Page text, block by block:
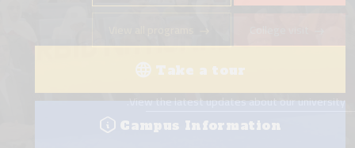
Take a tour
Campus Information
View the latest updates about our university.